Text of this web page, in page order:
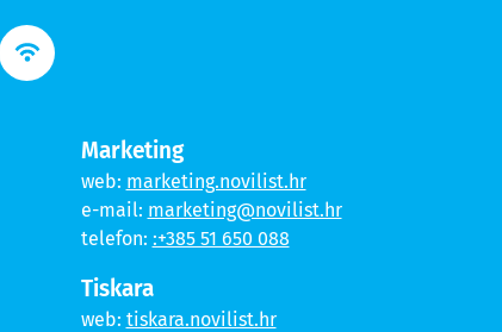
Marketing
web: marketing.novilist.hr
e-mail: marketing@novilist.hr
telefon: :+385 51 650 088
Tiskara
web: tiskara.novilist.hr